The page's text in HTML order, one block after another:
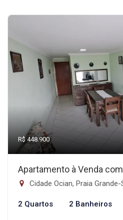
R$ 448.900
Apartamento à Venda
Cidade Ocian, Praia Grande-
2 Quartos 2 Banheiros